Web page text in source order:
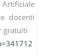
Artificiale
docenti
gratuiti